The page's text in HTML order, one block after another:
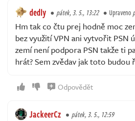
dedly pátek, 3. 5., 13:22 Upraveno
Hm tak co čtu prej hodně moc
bez využití VPN ani vytvořit PSN
zemí není podpora PSN takže ti
hrát? Sem zvědav jak toto budou
Odpovědět
JackeerCz pátek, 3. 5., 12:59